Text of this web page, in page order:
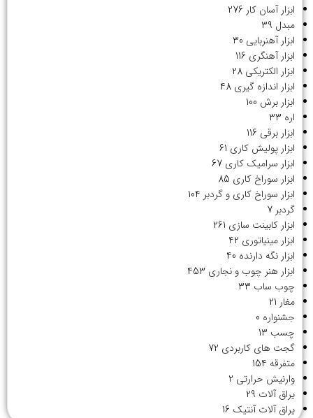
ابزار آسان کار 276
مبدل 39
ابزار آهنربایی 30
ابزار آهنگری 116
ابزار الکتریکی 28
ابزار اندازه گیری 48
ابزار برش 100
اره 33
ابزار برقی 116
ابزار پولیش کاری 61
ابزار سرامیک کاری 67
ابزار سوراخ کاری 85
ابزار سوراخ کاری و گردبر 104
گردبر 7
ابزار کابینت سازی 261
ابزار مینیاتوری 42
ابزار نگه دارنده 40
ابزار هنر چوب و نجاری 453
چوب ساب 33
مغار 21
جشنواره 0
چسب 13
گجت های کاربردی 72
متفرقه 154
وارنیش حرارتی 2
یراق آلات 29
یراق آلات آنتیک 16